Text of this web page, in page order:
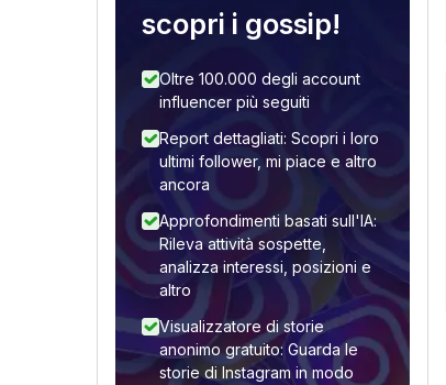
scopri i gossip!
Oltre 100.000 degli account
influencer più seguiti
Report dettagliati: Scopri i loro
ultimi follower, mi piace e altro
ancora
Approfondimenti basati sull'IA:
Rileva attività sospette,
analizza interessi, posizioni e
altro
Visualizzatore di storie
anonimo gratuito: Guarda le
storie di Instagram in modo